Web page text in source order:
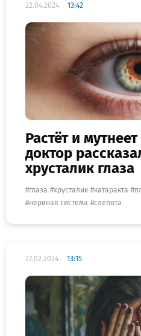
22.04.2024 13:42
Растёт и
доктор
хрусталик глаза
глаза хрусталик катаракта
нервная система
слепота
27.02.2024 13:15